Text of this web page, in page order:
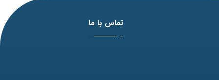
تماس با ما